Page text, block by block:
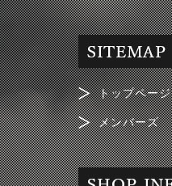
トップページ
メンバーズ